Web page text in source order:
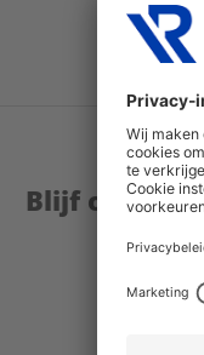
Blijf op de